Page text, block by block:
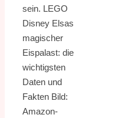
sein. LEGO
Disney Elsas
magischer
Eispalast: die
wichtigsten
Daten und
Fakten Bild:
Amazon-